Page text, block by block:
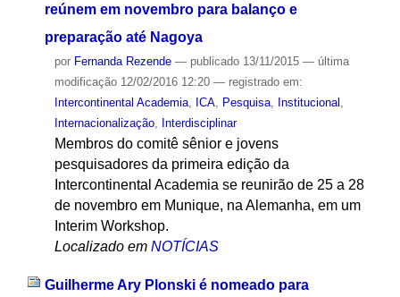
reúnem em novembro para balanço e
preparação até Nagoya
por Fernanda Rezende — publicado13/11/2015 — última
modificação12/02/2016 12:20 — registrado em:
Intercontinental Academia, ICA, Pesquisa, Institucional
Internacionalização, Interdisciplinar
Membros do comitê sênior e jovens
pesquisadores da primeira edição da
Intercontinental Academia se reunirão de 25 a 28
de novembro em Munique, na Alemanha, em um
Interim Workshop.
Localizado em NOTÍCIAS
Guilherme Ary Plonski é nomeado para